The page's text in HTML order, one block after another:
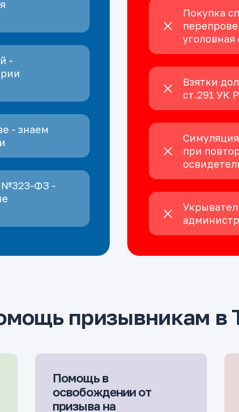
-
- знаем
№323-ФЗ -
Покупка
уголовная
Взятки
ст.291 УК
при
призывникам в
Помощь в
освобождении от
призыва на